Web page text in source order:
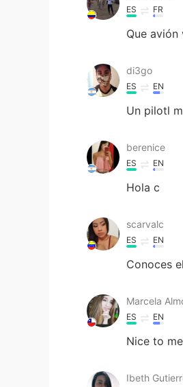
ES FR
Que avión
di3go
ES EN
Un pilotl
berenice
ES EN
Hola c
scarvalc
ES EN
Conoces
Marcela
ES EN
Nice to
Ibeth